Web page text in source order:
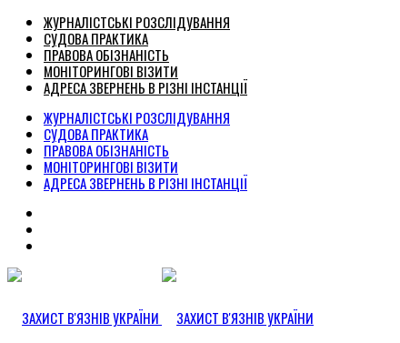
ЖУРНАЛІСТСЬКІ РОЗСЛІДУВАННЯ
СУДОВА ПРАКТИКА
ПРАВОВА ОБІЗНАНІСТЬ
МОНІТОРИНГОВІ ВІЗИТИ
АДРЕСА ЗВЕРНЕНЬ В РІЗНІ ІНСТАНЦІЇ
ЖУРНАЛІСТСЬКІ РОЗСЛІДУВАННЯ
СУДОВА ПРАКТИКА
ПРАВОВА ОБІЗНАНІСТЬ
МОНІТОРИНГОВІ ВІЗИТИ
АДРЕСА ЗВЕРНЕНЬ В РІЗНІ ІНСТАНЦІЇ